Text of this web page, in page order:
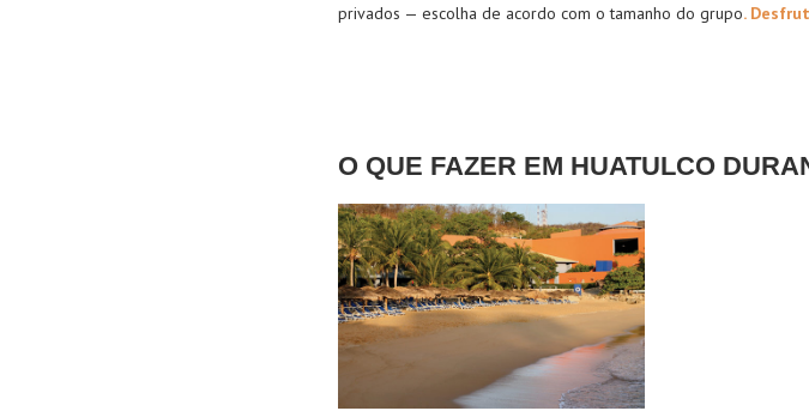
privados — escolha de acordo com o tamanho do grupo.
O QUE FAZER EM HUATULCO